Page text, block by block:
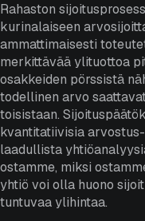
Rahaston
kurinalaiseen
ammattimaisesti
merkittävää ylituottoa
osakkeiden pörssistä
todellinen arvo
toisistaan.
kvantitatiivisia
laadullista
ostamme, miksi
yhtiö voi olla huono
tuntuvaa ylihintaa.